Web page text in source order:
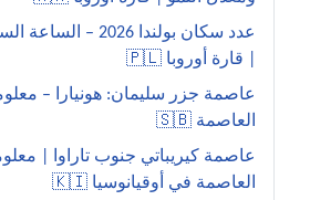
عدد سكان بولندا
| قارة أوروبا 🇵🇱
عاصمة جزر سليمان: هونيارا –
العاصمة 🇸🇧
عاصمة كيريباتي جنوب تاراوا |
العاصمة في أوقيانوسيا 🇰🇮